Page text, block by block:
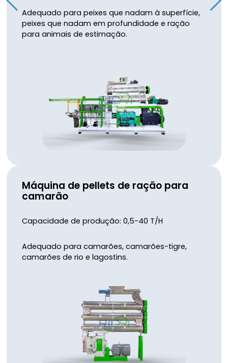
Adequado para peixes que nadam à superfície,
peixes que nadam em profundidade e ração
para animais de estimação.
Máquina de pellets de ração para
camarão
Capacidade de produção: 0,5-40 T/H
Adequado para camarões, camarões-tigre,
camarões de rio e lagostins.